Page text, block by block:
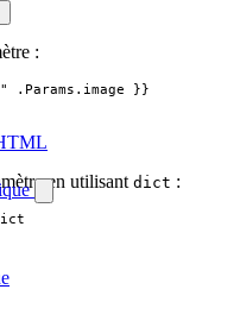
:
}}
en utilisant dict :